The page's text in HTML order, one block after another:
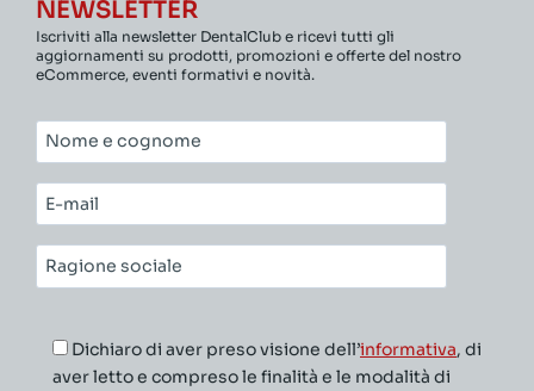
NEWSLETTER
Iscriviti alla newsletter DentalClub e ricevi tutti gli
aggiornamenti su prodotti, promozioni e offerte del nostro
eCommerce, eventi formativi e novità.
Nome
e
cognome*
E-
mail*
Ragione
sociale*
Dichiaro di aver preso visione dell’informativa, di
aver letto e compreso le finalità e le modalità di